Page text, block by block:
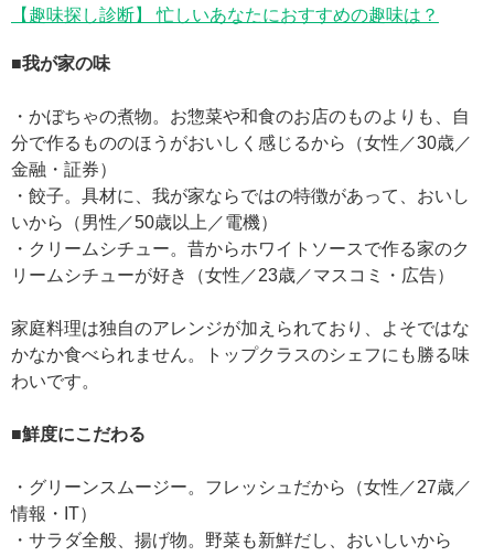
【趣味探し診断】 忙しいあなたにおすすめの趣味は？
■我が家の味
・かぼちゃの煮物。お惣菜や和食のお店のものよりも、自
分で作るもののほうがおいしく感じるから（女性／30歳／
金融・証券）
・餃子。具材に、我が家ならではの特徴があって、おいし
いから（男性／50歳以上／電機）
・クリームシチュー。昔からホワイトソースで作る家のク
リームシチューが好き（女性／23歳／マスコミ・広告）
家庭料理は独自のアレンジが加えられており、よそではな
かなか食べられません。トップクラスのシェフにも勝る味
わいです。
■鮮度にこだわる
・グリーンスムージー。フレッシュだから（女性／27歳／
情報・IT）
・サラダ全般、揚げ物。野菜も新鮮だし、おいしいから